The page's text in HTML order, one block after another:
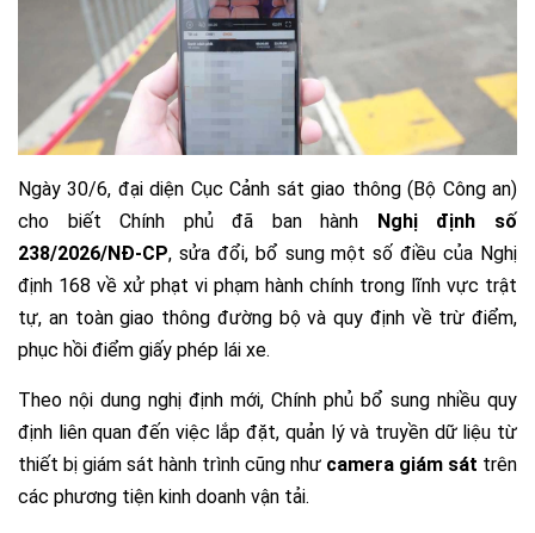
Ngày 30/6, đại diện Cục Cảnh sát giao thông (Bộ Công an)
cho biết Chính phủ đã ban hành Nghị định số
238/2026/NĐ-CP, sửa đổi, bổ sung một số điều của Nghị
định 168 về xử phạt vi phạm hành chính trong lĩnh vực trật
tự, an toàn giao thông đường bộ và quy định về trừ điểm,
phục hồi điểm giấy phép lái xe.
Theo nội dung nghị định mới, Chính phủ bổ sung nhiều quy
định liên quan đến việc lắp đặt, quản lý và truyền dữ liệu từ
thiết bị giám sát hành trình cũng như camera giám sát trên
các phương tiện kinh doanh vận tải.